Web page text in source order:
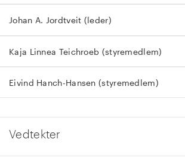
Johan A. Jordtveit (leder)
Kaja Linnea Teichroeb (styremedlem)
Eivind Hanch-Hansen (styremedlem)
Vedtekter